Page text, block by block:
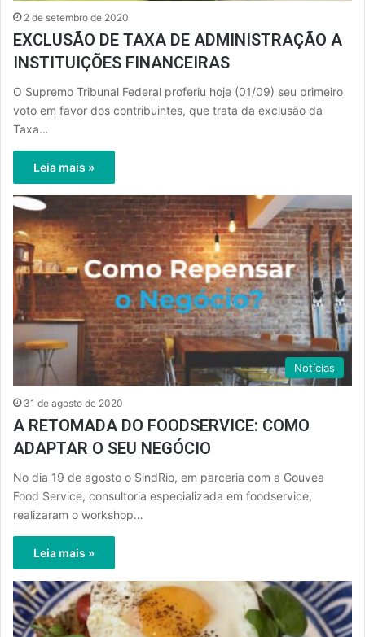
2 de setembro de 2020
EXCLUSÃO DE TAXA DE ADMINISTRAÇÃO A
INSTITUIÇÕES FINANCEIRAS
O Supremo Tribunal Federal proferiu hoje (01/09) seu primeiro
voto em favor dos contribuintes, que trata da exclusão da
Taxa…
Leia mais »
Notícias
31 de agosto de 2020
A RETOMADA DO FOODSERVICE: COMO
ADAPTAR O SEU NEGÓCIO
No dia 19 de agosto o SindRio, em parceria com a Gouvea
Food Service, consultoria especializada em foodservice,
realizaram o workshop…
Leia mais »